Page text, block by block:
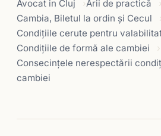
Avocat in Cluj
Arii de practică
Cambia, Biletul la ordin și Cecul
Condiţiile cerute pentru
Condiţiile de formă ale cambiei
Consecinţele nerespectării
cambiei